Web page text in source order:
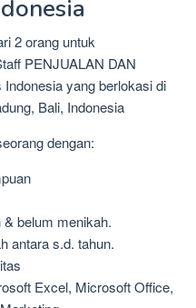
2 orang untuk
PENJUALAN DAN
yang berlokasi di
Bali, Indonesia
dengan:
belum menikah.
antara s.d. tahun.
Excel, Microsoft Office,